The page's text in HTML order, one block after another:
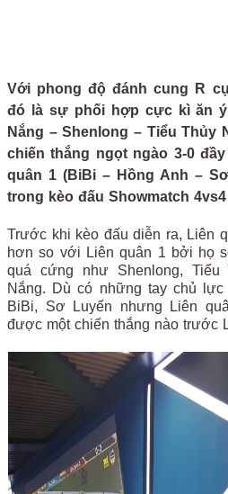
Với phong độ đánh cung R
đó là sự phối hợp cực kì ăn
Nắng – Shenlong – Tiểu Thủy
chiến thắng ngọt ngào 3-0
quân 1 (BiBi – Hồng Anh –
trong kèo đấu Showmatch
Trước khi kèo đấu diễn ra, Liên
hơn so với Liên quân 1 bởi họ
quá cứng như Shenlong,
Nắng. Dù có những tay chủ
BiBi, Sơ Luyến nhưng Liên
được một chiến thắng nào trước